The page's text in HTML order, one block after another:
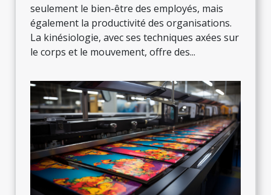
seulement le bien-être des employés, mais
également la productivité des organisations.
La kinésiologie, avec ses techniques axées sur
le corps et le mouvement, offre des...